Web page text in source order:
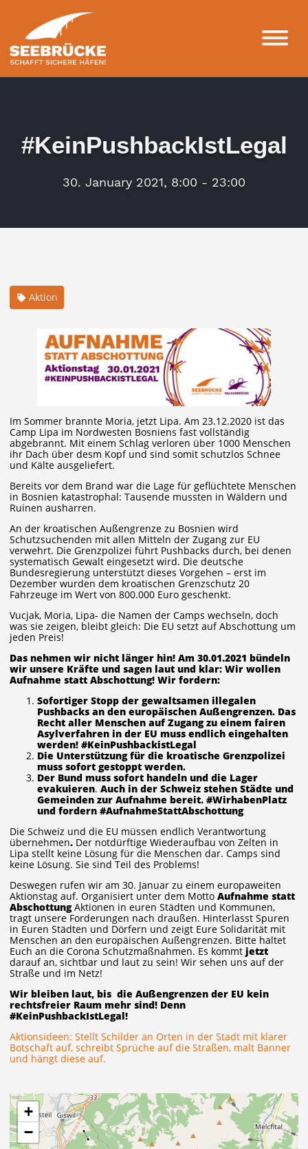
#KeinPushbackIstLegal
30. January 2021, 8:00 - 23:00
Aktion
Im Sommer brannte Moria, jetzt Lipa. Am 23.12.2020 ist das
Camp Lipa im Nordwesten Bosniens fast vollständig
abgebrannt. Mit einem Schlag verloren über 1000 Menschen
ihr Dach über desm Kopf und sind somit schutzlos Schnee
und Kälte ausgeliefert.
Bereits vor dem Brand war die Lage für geflüchtete Menschen
in Bosnien katastrophal: Tausende mussten in Wäldern und
Ruinen ausharren.
An der kroatischen Außengrenze zu Bosnien wird
Schutzsuchenden mit allen Mitteln der Zugang zur EU
verwehrt. Die Grenzpolizei führt Pushbacks durch, bei denen
systematisch Gewalt eingesetzt wird. Die deutsche
Bundesregierung unterstützt dieses Vorgehen – erst im
Dezember wurden dem kroatischen Grenzschutz 20
Fahrzeuge im Wert von 800.000 Euro geschenkt.
Vucjak, Moria, Lipa- die Namen der Camps wechseln, doch
was sie zeigen, bleibt gleich: Die EU setzt auf Abschottung um
jeden Preis!
Das nehmen wir nicht länger hin! Am 30.01.2021 bündeln
wir unsere Kräfte und sagen laut und klar: Wir wollen
Aufnahme statt Abschottung! Wir fordern:
Sofortiger Stopp der gewaltsamen illegalen
Pushbacks an den europäischen Außengrenzen. Das
Recht aller Menschen auf Zugang zu einem fairen
Asylverfahren in der EU muss endlich eingehalten
werden! #KeinPushbackistLegal
Die Unterstützung für die kroatische Grenzpolizei
muss sofort gestoppt werden.
Der Bund muss sofort handeln und die Lager
evakuieren. Auch in der Schweiz stehen Städte und
Gemeinden zur Aufnahme bereit. #WirhabenPlatz
und fordern #AufnahmeStattAbschottung
Die Schweiz und die EU müssen endlich Verantwortung
übernehmen. Der notdürftige Wiederaufbau von Zelten in
Lipa stellt keine Lösung für die Menschen dar. Camps sind
keine Lösung. Sie sind Teil des Problems!
Deswegen rufen wir am 30. Januar zu einem europaweiten
Aktionstag auf. Organisiert unter dem Motto Aufnahme statt
AbschottungAktionen in euren Städten und Kommunen,
tragt unsere Forderungen nach draußen. Hinterlasst Spuren
in Euren Städten und Dörfern und zeigt Eure Solidarität mit
Menschen an den europäischen Außengrenzen. Bitte haltet
Euch an die Corona Schutzmaßnahmen. Es kommt jetzt
darauf an, sichtbar und laut zu sein! Wir sehen uns auf der
Straße und im Netz!
Wir bleiben laut, bis die Außengrenzen der EU kein
rechtsfreier Raum mehr sind! Denn
#KeinPushbackIstLegal!
Aktionsideen: Stellt Schilder an Orten in der Stadt mit klarer
Botschaft auf, schreibt Sprüche auf die Straßen, malt Banner
und hängt diese auf.
+
−